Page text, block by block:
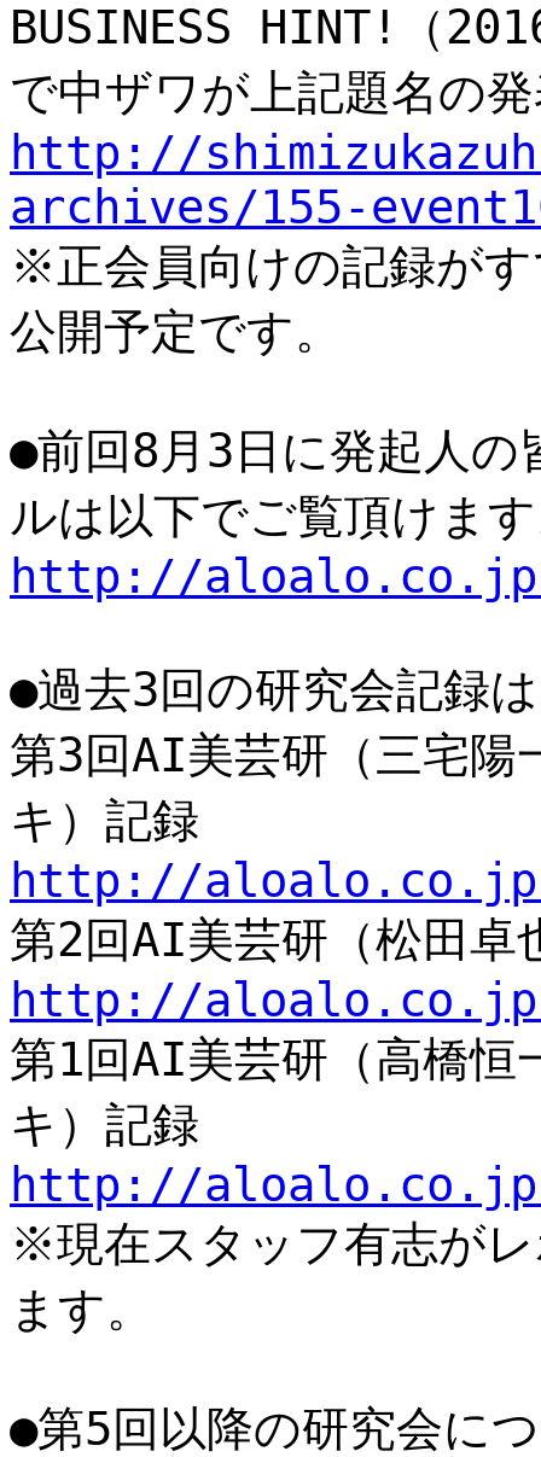
BUSINESS HINT!（
で中ザワが上記題名の
http://
archives/155-
※正会員向けの記録が
公開予定です。
●前回8月3日に発起人
ルは以下でご覧頂けま
http://aloalo.co.jp/
●過去3回の研究会記録
第3回AI美芸研（三宅陽
キ）記録
http://
第2回AI美芸研（松田卓
http://
第1回AI美芸研（高橋恒
キ）記録
http://
※現在スタッフ有志が
ます。
●第5回以降の研究会に